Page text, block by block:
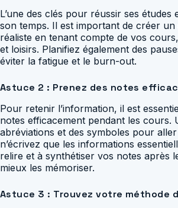
L’une des clés pour réussir ses études
son temps. Il est important de créer un
réaliste en tenant compte de vos
et loisirs. Planifiez également des
éviter la fatigue et le burn-out.
Astuce 2 : Prenez des notes
Pour retenir l’information, il est
notes efficacement pendant les cours.
abréviations et des symboles pour
n’écrivez que les informations
relire et à synthétiser vos notes après
mieux les mémoriser.
Astuce 3 : Trouvez votre méthode